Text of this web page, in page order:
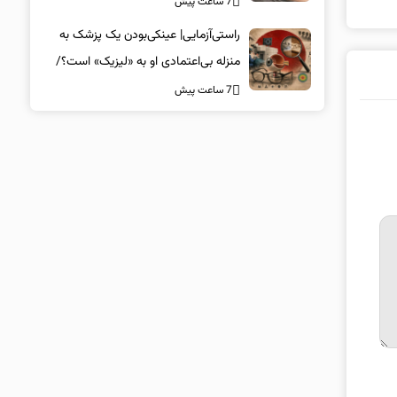
راستی‌آزمایی| عینکی‌بودن یک پزشک به
منزله بی‌اعتمادی او به «لیزیک» است؟/
جراحان، چشم فرزندان خود را لیزیک
7 ساعت پیش